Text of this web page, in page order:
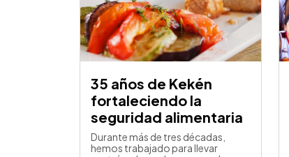
35 años de Kekén
fortaleciendo la
seguridad alimentaria
Durante más de tres décadas,
hemos trabajado para llevar